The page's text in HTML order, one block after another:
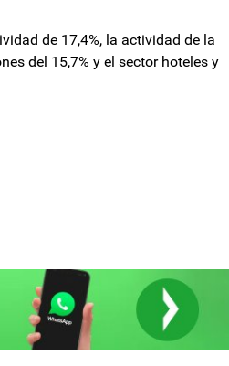
de 17,4%, la actividad de la
del 15,7% y el sector hoteles y
Milei, Karina Milei y Patricia Bullrich